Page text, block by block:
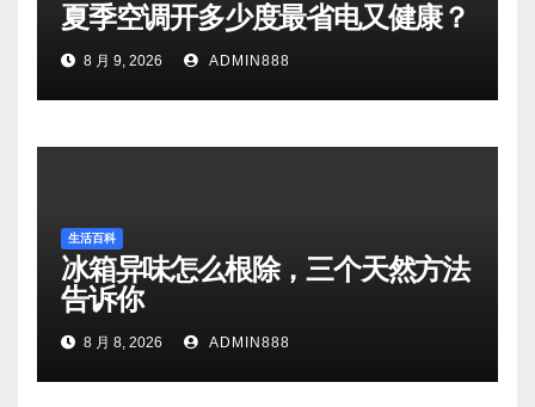
夏季空调开多少度最省电又健康？
8 月 9, 2026 ADMIN888
生活百科
冰箱异味怎么根除，三个天然方法
告诉你
8 月 8, 2026 ADMIN888